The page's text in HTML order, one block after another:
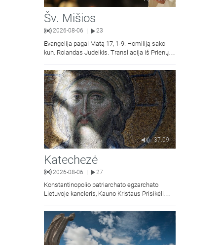
Šv. Mišios
2026-08-06 23
Evangelija pagal Matą 17, 1-9. Homiliją sako
kun. Rolandas Judeikis. Transliacija iš Prienų
37:09
Katechezė
2026-08-06 27
Konstantinopolio patriarchato egzarchato
Lietuvoje kancleris, Kauno Kristaus Prisikėlimo
kunigas Vitalijus Mockus pasakoja apie
Kristaus Atsimainymo šventę.